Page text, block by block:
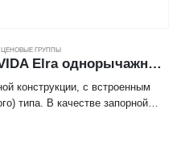
ЦЕНОВЫЕ ГРУППЫ
Смеситель д/ванны DEVIDA Elra однорычажный, литой, кор. излив, картридж 40мм, кнопочный дивертор ---
типа. В качестве запорной
типоразмера 40 мм. Вынос
мм. Максимальная высота